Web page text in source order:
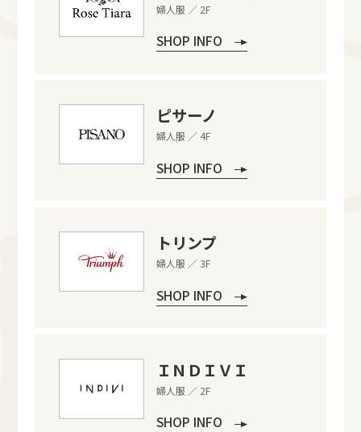
婦人服 ／ 2F
SHOP INFO
ピサーノ
婦人服 ／ 4F
SHOP INFO
トリンプ
婦人服 ／ 3F
SHOP INFO
ＩＮＤＩＶＩ
婦人服 ／ 2F
SHOP INFO